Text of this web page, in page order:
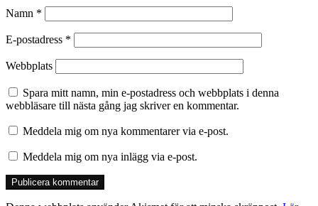
Namn *
E-postadress *
Webbplats
Spara mitt namn, min e-postadress och webbplats i denna
webbläsare till nästa gång jag skriver en kommentar.
Meddela mig om nya kommentarer via e-post.
Meddela mig om nya inlägg via e-post.